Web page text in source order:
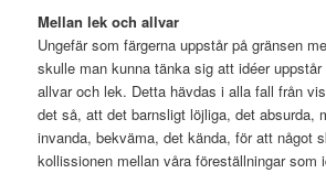
Mellan lek och allvar
Ungefär som färgerna uppstår på gränsen
skulle man kunna tänka sig att idéer
allvar och lek. Detta hävdas i alla fall från
det så, att det barnsligt löjliga, det absurda,
invanda, bekväma, det kända, för att något
kollissionen mellan våra föreställningar som